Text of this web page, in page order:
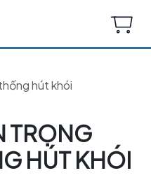
hút khói
TRỌNG
HÚT KHÓI